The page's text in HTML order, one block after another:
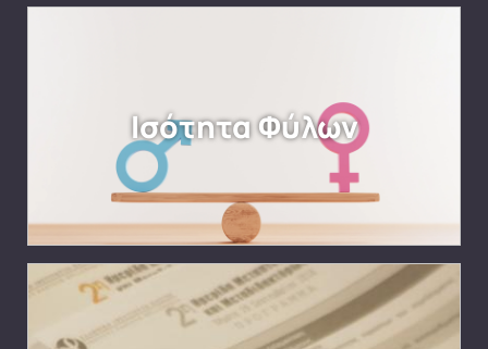
Ισότητα Φύλων